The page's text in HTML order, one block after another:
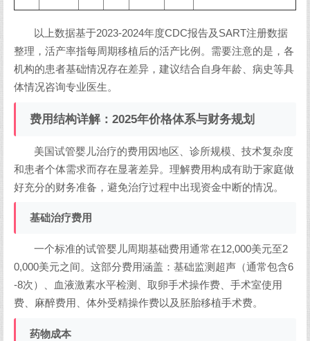
以上数据基于2023-2024年度CDC报告及SART注册数据
整理，活产率指每周期移植后的活产比例。需要注意的是，各
机构的患者基础情况存在差异，建议结合自身年龄、病史等具
体情况咨询专业医生。
费用结构详解：2025年价格体系与财务规划
美国试管婴儿治疗的费用因地区、诊所规模、技术复杂度
和患者个体需求而存在显著差异。理解费用构成有助于家庭做
好充分的财务准备，避免治疗过程中出现资金中断的情况。
基础治疗费用
一个标准的试管婴儿周期基础费用通常在12,000美元至2
0,000美元之间。这部分费用涵盖：基础监测超声（通常包含6
-8次）、血液激素水平检测、取卵手术操作费、手术室使用
费、麻醉费用、体外受精操作费以及胚胎移植手术费。
药物成本